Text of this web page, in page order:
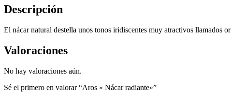
Descripción
El nácar natural destella unos tonos iridiscentes muy atractivos llamados
Valoraciones
No hay valoraciones aún.
Sé el primero en valorar “Aros » Nácar radiante»”